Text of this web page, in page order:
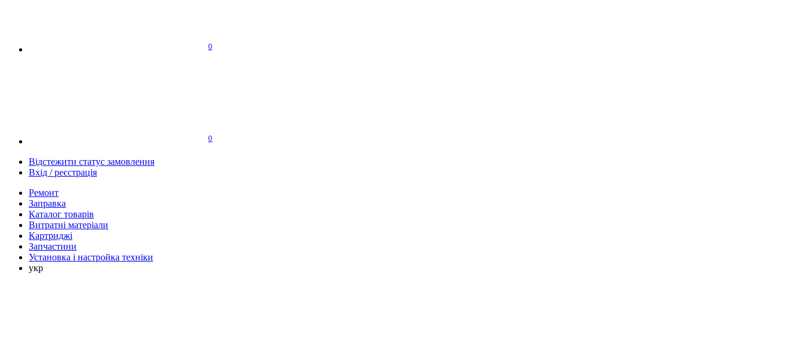
0
0
Відстежити статус замовлення
Вхід / реєстрація
Ремонт
Заправка
Каталог товарів
Витратні матеріали
Картриджі
Запчастини
Установка і настройка техніки
укр